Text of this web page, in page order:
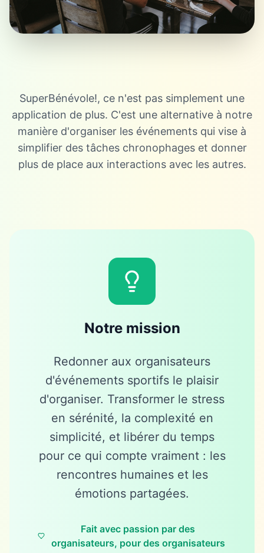
SuperBénévole!, ce n'est pas simplement une
application de plus. C'est une alternative à notre
manière d'organiser les événements qui vise à
simplifier des tâches chronophages et donner
plus de place aux interactions avec les autres.
Notre mission
Redonner aux organisateurs
d'événements sportifs le plaisir
d'organiser. Transformer le stress
en sérénité, la complexité en
simplicité, et libérer du temps
pour ce qui compte vraiment : les
rencontres humaines et les
émotions partagées.
Fait avec passion par des
organisateurs, pour des organisateurs